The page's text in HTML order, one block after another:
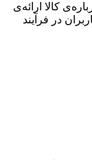
کالا ارائه‌ی
در فرآیند